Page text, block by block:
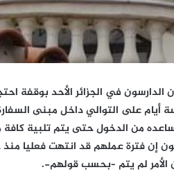
الدارسون في الجزائر الأحد بوقفة
على التوالي داخل مبنى السفارة
من الدخول حتى يتم تلبية
إن فترة عملهم قد انتهت فعليا
الأمر لم يتم –بحسب قولهم-.